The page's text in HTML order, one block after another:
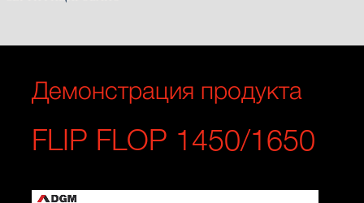
Демонстрация продукта
FLIP FLOP 1450/1650